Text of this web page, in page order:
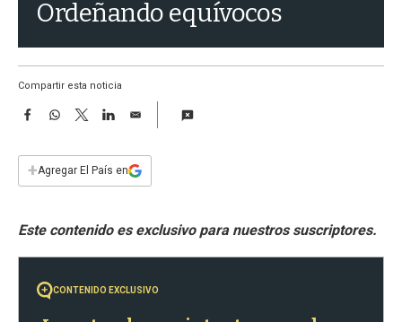
Ordeñando equívocos
Compartir esta noticia
F
e
b
k
W
s
p
T
w
t
L
n
E
i
l
+Agregar El País en
CONTENIDO EXCLUSIVO